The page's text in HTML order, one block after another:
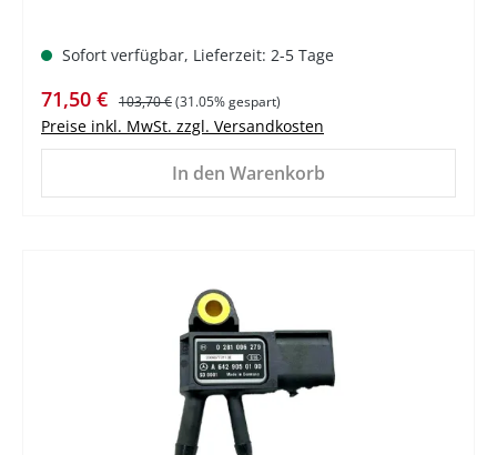
Sofort verfügbar, Lieferzeit: 2-5 Tage
Verkaufspreis:
71,50 € Regulärer Preis:
103,70 €(31.05% gespart)
Preise inkl. MwSt. zzgl. Versandkosten
In den Warenkorb